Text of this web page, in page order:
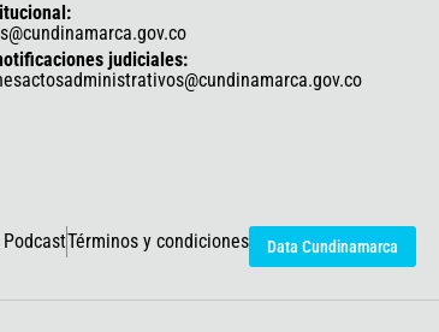
judiciales:
Términos y condiciones Data Cundinamarca